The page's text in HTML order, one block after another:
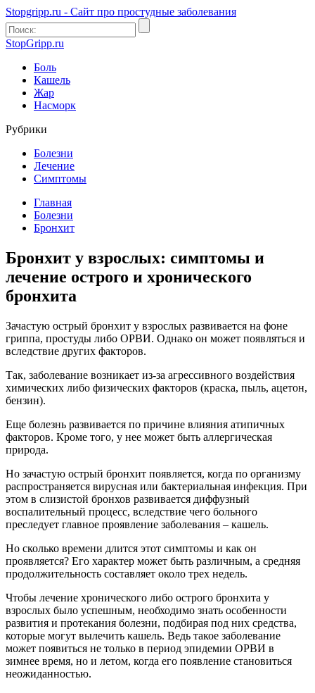
Stopgripp.ru - Cайт про простудные заболевания
StopGripp.ru
Боль
Кашель
Жар
Насморк
Рубрики
Болезни
Лечение
Симптомы
Главная
Болезни
Бронхит
Бронхит у взрослых: симптомы и
лечение острого и хронического
бронхита
Зачастую острый бронхит у взрослых развивается на фоне
гриппа, простуды либо ОРВИ. Однако он может появляться и
вследствие других факторов.
Так, заболевание возникает из-за агрессивного воздействия
химических либо физических факторов (краска, пыль, ацетон,
бензин).
Еще болезнь развивается по причине влияния атипичных
факторов. Кроме того, у нее может быть аллергическая
природа.
Но зачастую острый бронхит появляется, когда по организму
распространяется вирусная или бактериальная инфекция. При
этом в слизистой бронхов развивается диффузный
воспалительный процесс, вследствие чего больного
преследует главное проявление заболевания – кашель.
Но сколько времени длится этот симптомы и как он
проявляется? Его характер может быть различным, а средняя
продолжительность составляет около трех недель.
Чтобы лечение хронического либо острого бронхита у
взрослых было успешным, необходимо знать особенности
развития и протекания болезни, подбирая под них средства,
которые могут вылечить кашель. Ведь такое заболевание
может появиться не только в период эпидемии ОРВИ в
зимнее время, но и летом, когда его появление становиться
неожиданностью.